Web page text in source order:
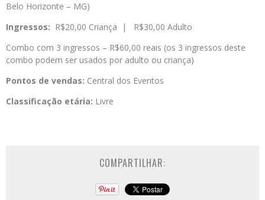
Belo Horizonte – MG)
Ingressos: R$20,00 Criança | R$30,00 Adulto
Combo com 3 ingressos – R$60,00 reais (os 3 ingressos deste
combo podem ser usados por adulto ou criança)
Pontos de vendas: Central dos Eventos
Classificação etária: Livre
COMPARTILHAR: